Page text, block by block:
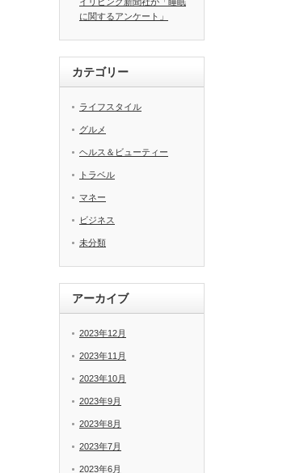
に関するアンケート」
カテゴリー
ライフスタイル
グルメ
ヘルス＆ビューティー
トラベル
マネー
ビジネス
未分類
アーカイブ
2023年12月
2023年11月
2023年10月
2023年9月
2023年8月
2023年7月
2023年6月